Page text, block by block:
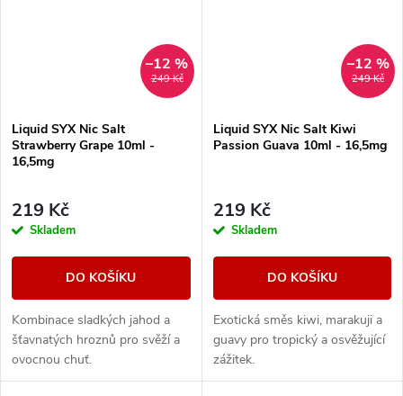
249 Kč
–12 %
Liquid SYX Nic Salt
Strawberry Grape 10ml -
16,5mg
219 Kč
Skladem
DO KOŠÍKU
Kombinace sladkých jahod a
šťavnatých hroznů pro svěží a
ovocnou chuť.
249 Kč
–12 %
Liquid SYX Nic Salt Kiwi
Passion Guava 10ml - 16,5mg
219 Kč
Skladem
DO KOŠÍKU
Exotická směs kiwi, marakuji a
guavy pro tropický a osvěžující
zážitek.